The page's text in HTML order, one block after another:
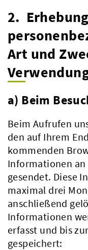
2.
Art und
a) Beim
Beim Aufrufen
den auf Ihrem
kommenden
Informationen an
gesendet. Diese
maximal drei
anschließend
Informationen
erfasst und bis
gespeichert: